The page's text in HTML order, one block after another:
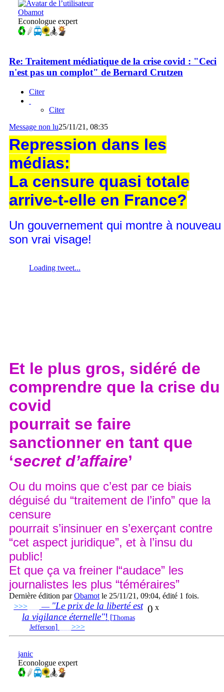
Obamot
Econologue expert
Re: Traitement médiatique de la crise covid : "Ceci
n'est pas un complot" de Bernard Crutzen
Citer
Citer
Message non lu25/11/21, 08:35
Repression dans les
médias:
La censure quasi totale
arrive-t-elle en France?
Un gouvernement qui montre à nouveau
son vrai visage!
Et le plus gros, sidéré de
comprendre que la crise du
covid
pourrait se faire
sanctionner en tant que
‘secret d’affaire’
Ou du moins que c’est par ce biais
déguisé du “traitement de l’info” que la
censure
pourrait s’insinuer en s’exerçant contre
“cet aspect juridique”, et à l’insu du
public!
Et que ça va freiner l“audace” les
journalistes les plus “téméraires”
Dernière édition parObamot le 25/11/21, 09:04, édité 1 fois.
0 x
>>>___ — "Le prix de la liberté est
la vigilance éternelle"! [Thomas
Jefferson] >>>______________________________
janic
Econologue expert